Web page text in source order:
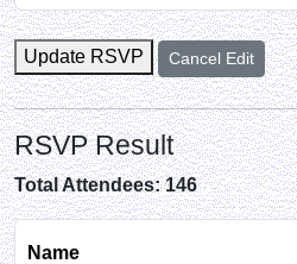
Update RSVP Cancel Edit
RSVP Result
Total Attendees: 146